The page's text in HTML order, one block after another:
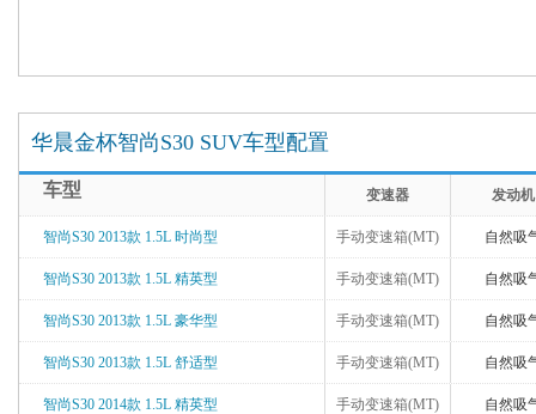
华晨金杯智尚S30 SUV车型配置
车型 变速器 发动机
智尚S30 2013款 1.5L 时尚型 手动变速箱(MT) 自然吸
智尚S30 2013款 1.5L 精英型 手动变速箱(MT) 自然吸
智尚S30 2013款 1.5L 豪华型 手动变速箱(MT) 自然吸
智尚S30 2013款 1.5L 舒适型 手动变速箱(MT) 自然吸
智尚S30 2014款 1.5L 精英型 手动变速箱(MT) 自然吸